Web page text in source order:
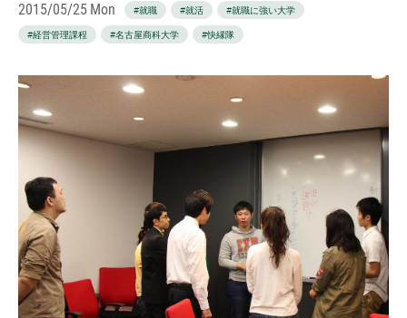
2015/05/25 Mon #就職 #就活 #就職に強い大学
#経営管理課程 #名古屋商科大学 #快縁隊